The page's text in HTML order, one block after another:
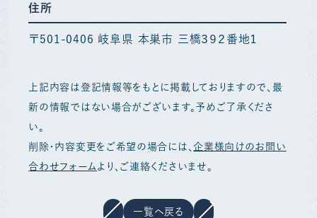
住所
〒501-0406 岐阜県 本巣市 三橋３９２番地１
上記内容は登記情報等をもとに掲載しておりますので、最
新の情報ではない場合がございます。予めご了承くださ
い。
削除・内容変更をご希望の場合には、企業様向けのお問い
合わせフォーム より、ご連絡くださいませ。
一覧へ戻る